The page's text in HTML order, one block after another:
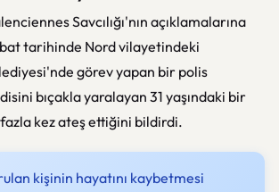
Savcılığı'nın açıklamalarına
tarihinde Nord vilayetindeki
görev yapan bir polis
bıçakla yaralayan 31 yaşındaki bir
kez ateş ettiğini bildirdi.
kişinin hayatını kaybetmesi